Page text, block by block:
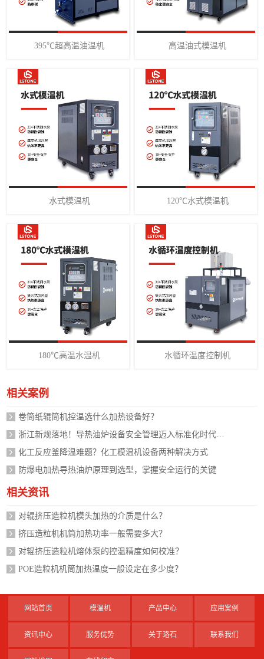
395℃超高温油温机 高温油式模温机
水式模温机 120℃水式模温机
180℃高温水温机 水循环温度控制机
相关案例
卷筒纸辊筒机控温选什么加热设备好？
化工反应釜降温难题？化工模温机设备两种解决方式
防爆电加热导热油炉原理到选型，掌握安全运行的关键
相关资讯
对辊挤压造粒机模头加热的介质是什么？
挤压造粒机机筒加热功率一般需要多大？
对辊挤压造粒机熔体泵的控温精度如何校准？
POE造粒机机筒加热温度一般设定在多少度？
网站首页 模温机 产品中心 应用案例
资讯中心 服务优势 关于珞石 联系我们